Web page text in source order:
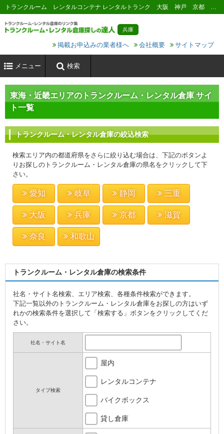
トランクルーム レンタルコンテナ レンタルトランク 大阪 神戸 京都 奈良 滋賀 和歌山 名古屋 静岡 岐阜 三重
兵庫
掲載お申込みの業者様へ 会社概要 サイトマップ
メニュー 検索
東海・近畿エリアのトランクルーム・レンタル倉庫 サイ
ト一覧
トランクルーム・レンタル倉庫の絞込検索
検索エリア内の都道府県をさらに絞り込む場合は、下記のボタンよ
りお探しのトランクルーム・レンタル倉庫の県名をクリックして下
さい。
愛知 岐阜 静岡 三重
大阪 兵庫 京都 滋賀
奈良 和歌山
トランクルーム・レンタル倉庫の検索条件
社名・サイト名検索、エリア検索、各種条件検索ができます。
下記一覧以外のトランクルーム・レンタル倉庫をお探しの方はいず
れかの検索条件を選択して「検索する」ボタンをクリックしてくだ
さい。
社名・サイト名
タイプ検索
屋内
レンタルコンテナ
バイクボックス
貸し倉庫